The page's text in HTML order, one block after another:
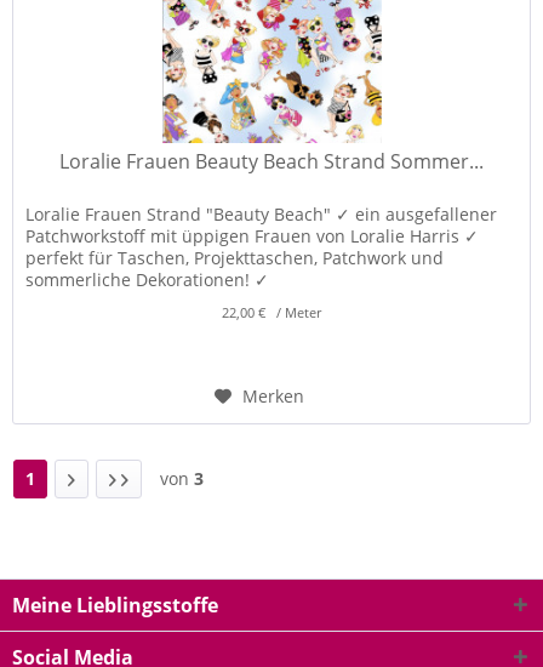
Loralie Frauen Beauty Beach Strand Sommer...
Loralie Frauen Strand "Beauty Beach" ✓ ein ausgefallener
Patchworkstoff mit üppigen Frauen von Loralie Harris ✓
perfekt für Taschen, Projekttaschen, Patchwork und
sommerliche Dekorationen! ✓
22,00 € / Meter
Merken
1 von 3
Meine Lieblingsstoffe
Social Media